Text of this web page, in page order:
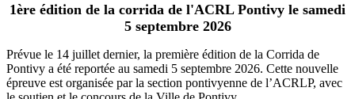
1ère édition de la corrida de l'ACRL Pontivy le samedi
5 septembre 2026
Prévue le 14 juillet dernier, la première édition de la Corrida de
Pontivy a été reportée au samedi 5 septembre 2026. Cette nouvelle
épreuve est organisée par la section pontivyenne de l’ACRLP, avec